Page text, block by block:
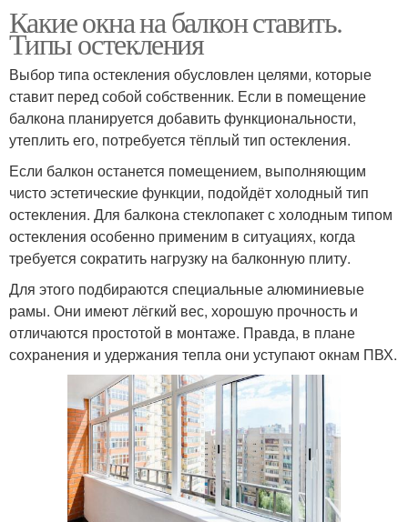
Какие окна на балкон ставить.
Типы остекления
Выбор типа остекления обусловлен целями, которые
ставит перед собой собственник. Если в помещение
балкона планируется добавить функциональности,
утеплить его, потребуется тёплый тип остекления.
Если балкон останется помещением, выполняющим
чисто эстетические функции, подойдёт холодный тип
остекления. Для балкона стеклопакет с холодным типом
остекления особенно применим в ситуациях, когда
требуется сократить нагрузку на балконную плиту.
Для этого подбираются специальные алюминиевые
рамы. Они имеют лёгкий вес, хорошую прочность и
отличаются простотой в монтаже. Правда, в плане
сохранения и удержания тепла они уступают окнам ПВХ.